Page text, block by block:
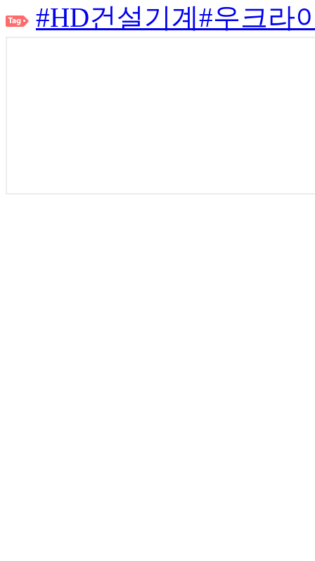
#HD건설기계#우크라